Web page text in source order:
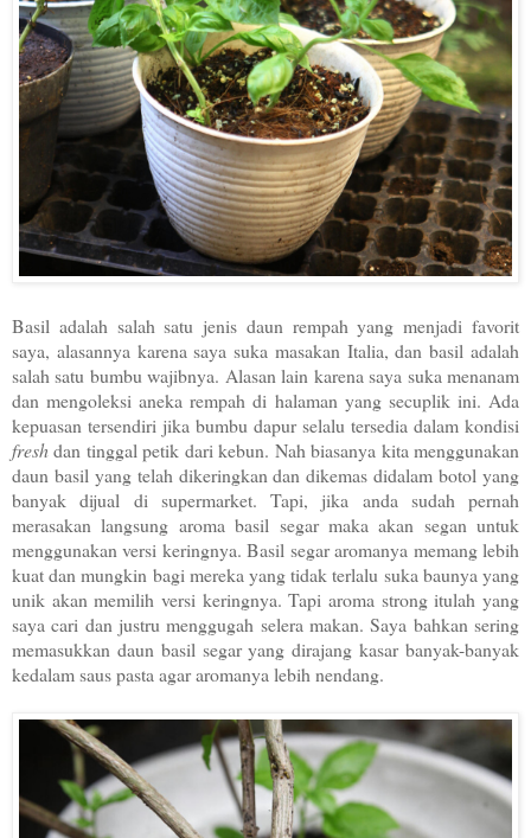
Basil adalah salah satu jenis daun rempah yang menjadi favorit
saya, alasannya karena saya suka masakan Italia, dan basil adalah
salah satu bumbu wajibnya. Alasan lain karena saya suka menanam
dan mengoleksi aneka rempah di halaman yang secuplik ini. Ada
kepuasan tersendiri jika bumbu dapur selalu tersedia dalam kondisi
freshdan tinggal petik dari kebun. Nah biasanya kita menggunakan
daun basil yang telah dikeringkan dan dikemas didalam botol yang
banyak dijual di supermarket. Tapi, jika anda sudah pernah
merasakan langsung aroma basil segar maka akan segan untuk
menggunakan versi keringnya. Basil segar aromanya memang lebih
kuat dan mungkin bagi mereka yang tidak terlalu suka baunya yang
unik akan memilih versi keringnya. Tapi aroma strong itulah yang
saya cari dan justru menggugah selera makan. Saya bahkan sering
memasukkan daun basil segar yang dirajang kasar banyak-banyak
kedalam saus pasta agar aromanya lebih nendang.